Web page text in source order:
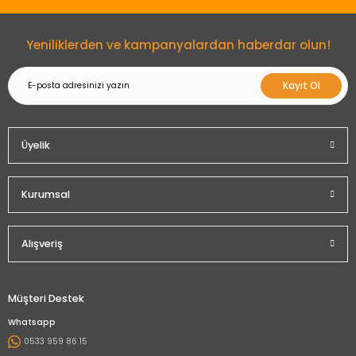
Yeniliklerden ve kampanyalardan haberdar olun!
Kayıt Ol
Üyelik
Kurumsal
Alışveriş
Müşteri Destek
Whatsapp
0533 959 86 15